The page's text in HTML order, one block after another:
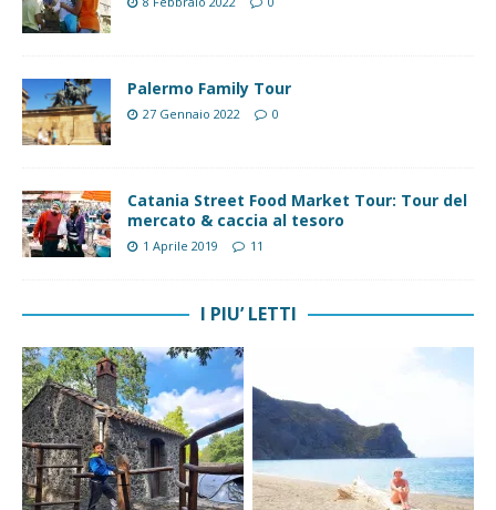
Palermo Family Tour
27 Gennaio 2022 0
Catania Street Food Market Tour: Tour del
mercato & caccia al tesoro
1 Aprile 2019 11
I PIU’ LETTI